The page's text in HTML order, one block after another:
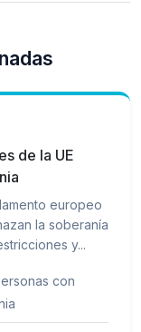
de la UE
europeo
la soberanía
y...
con